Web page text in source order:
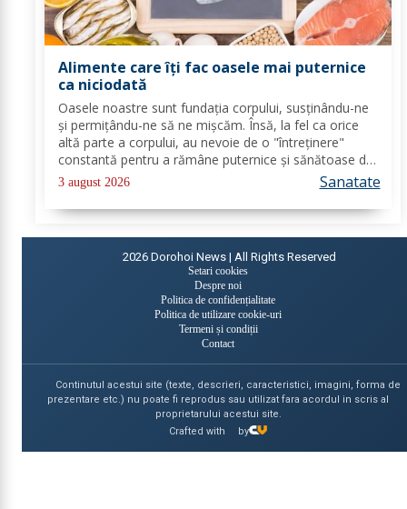
Alimente care îți fac oasele mai puternice
ca niciodată
Oasele noastre sunt fundația corpului, susținându-ne
și permițându-ne să ne mișcăm. Însă, la fel ca orice
altă parte a corpului, au nevoie de o "întreținere"
constantă pentru a rămâne puternice și sănătoase de-
a lungul vieții. Din fericire, nu ai nevoie de poțiuni
magice, ci de alimente simple, dar...
3 august 2026 Sanatate
2026 Dorohoi News | All Rights Reserved
Setari cookies
Despre noi
Politica de confidențialitate
Politica de utilizare cookie-uri
Termeni și condiții
Contact
Continutul acestui site (texte, descrieri, caracteristici, imagini, forma de
prezentare etc.) nu poate fi reprodus sau utilizat fara acordul in scris al
proprietarului acestui site.
Crafted with
by